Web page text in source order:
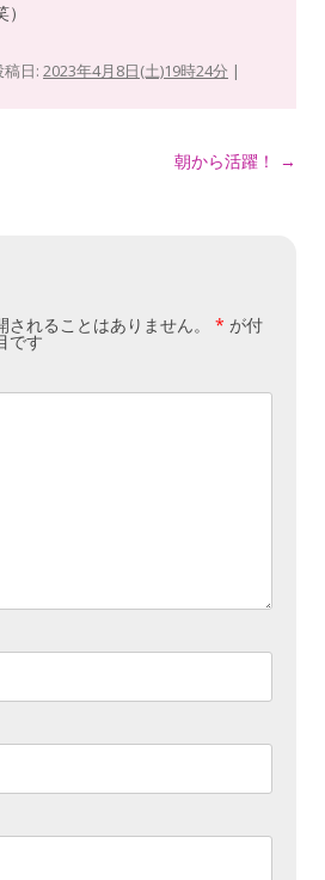
稿日: 2023年4月8日(土)19時24分 |
朝から活躍！ →
れることはありません。 * が付
です